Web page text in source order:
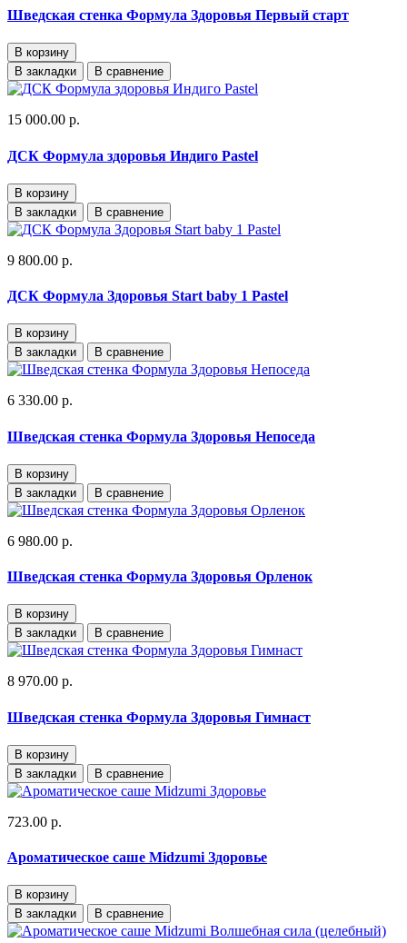
Шведская стенка Формула Здоровья Первый старт
В корзину
В закладки
В сравнение
15 000.00 р.
ДСК Формула здоровья Индиго Pastel
В корзину
В закладки
В сравнение
9 800.00 р.
ДСК Формула Здоровья Start baby 1 Pastel
В корзину
В закладки
В сравнение
6 330.00 р.
Шведская стенка Формула Здоровья Непоседа
В корзину
В закладки
В сравнение
6 980.00 р.
Шведская стенка Формула Здоровья Орленок
В корзину
В закладки
В сравнение
8 970.00 р.
Шведская стенка Формула Здоровья Гимнаст
В корзину
В закладки
В сравнение
723.00 р.
Ароматическое саше Midzumi Здоровье
В корзину
В закладки
В сравнение